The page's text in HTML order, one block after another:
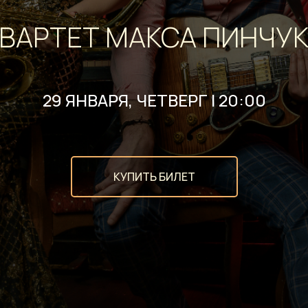
МАКСА
29 ЯНВАРЯ, ЧЕТВЕРГ | 20:00
КУПИТЬ БИЛЕТ